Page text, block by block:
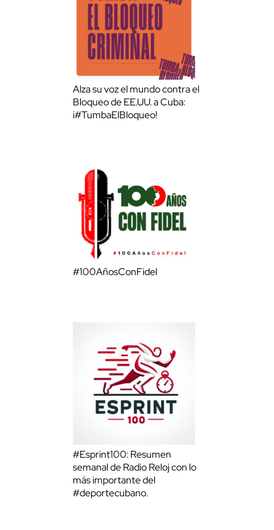
Alza su voz el mundo contra el
Bloqueo de EE.UU. a Cuba:
¡#TumbaElBloqueo!
#100AñosConFidel
#Esprint100: Resumen
semanal de Radio Reloj con lo
más importante del
#deportecubano.